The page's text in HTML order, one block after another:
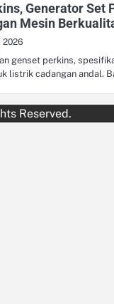
Generator Set
Mesin
2026
genset perkins,
listrik cadangan andal.
Reserved.